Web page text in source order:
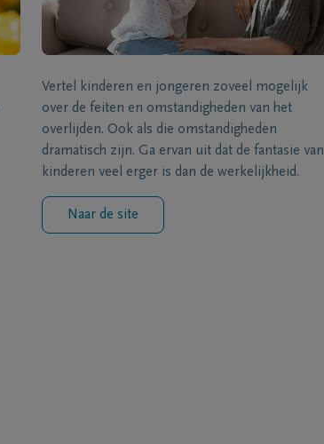
Vertel kinderen en jongeren zoveel mogelijk
over de feiten en omstandigheden van het
overlijden. Ook als die omstandigheden
dramatisch zijn. Ga ervan uit dat de fantasie van
kinderen veel erger is dan de werkelijkheid.
Naar de site